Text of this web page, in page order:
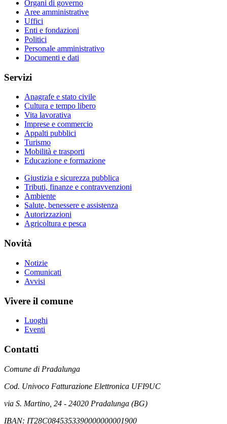
Organi di governo
Aree amministrative
Uffici
Enti e fondazioni
Politici
Personale amministrativo
Documenti e dati
Servizi
Anagrafe e stato civile
Cultura e tempo libero
Vita lavorativa
Imprese e commercio
Appalti pubblici
Turismo
Mobilità e trasporti
Educazione e formazione
Giustizia e sicurezza pubblica
Tributi, finanze e contravvenzioni
Ambiente
Salute, benessere e assistenza
Autorizzazioni
Agricoltura e pesca
Novità
Notizie
Comunicati
Avvisi
Vivere il comune
Luoghi
Eventi
Contatti
Comune di Pradalunga
Cod. Univoco Fatturazione Elettronica UFI9UC
via S. Martino, 24 - 24020 Pradalunga (BG)
IBAN: IT28C0845353390000000001900